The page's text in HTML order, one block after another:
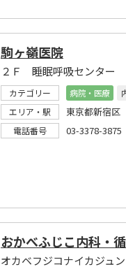
駒ヶ嶺医院
２Ｆ 睡眠呼吸センター
カテゴリー 病院・医療
エリア・駅
東京都新宿区
電話番号 03-3378-3875
おかべふじこ内科・
オカベフジコナイカジュ